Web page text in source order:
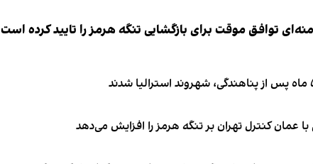
توافق موقت برای بازگشایی تنگه هرمز را تایید کرده است
عمان کنترل تهران بر تنگه هرمز را افزایش می‌دهد